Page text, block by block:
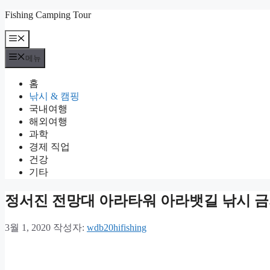
컨
츠
로
건
Fishing Camping Tour
메
뉴
메뉴
홈
낚시 & 캠핑
국내여행
해외여행
과학
경제 직업
건강
기타
정서진 전망대 아라타워 아라뱃길 낚시
3월 1, 2020 작성자: wdb20hifishing